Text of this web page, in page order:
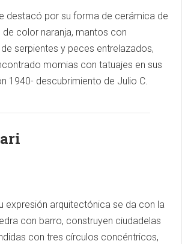
destacó por su forma de cerámica de
color naranja, mantos con
serpientes y peces entrelazados,
momias con tatuajes en sus
1940- descubrimiento de Julio C.
expresión arquitectónica se da con la
con barro, construyen ciudadelas
con tres círculos concéntricos,